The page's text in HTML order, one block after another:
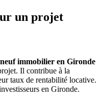
un projet
immobilier en Gironde
Il contribue à la
taux de rentabilité locative.
en Gironde.